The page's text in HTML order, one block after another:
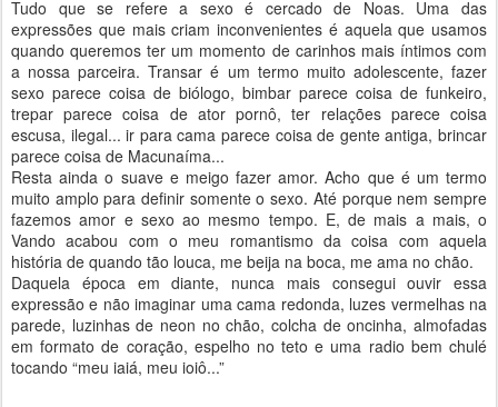
Tudo que se refere a sexo é cercado de Noas. Uma das
expressões que mais criam inconvenientes é aquela que usamos
quando queremos ter um momento de carinhos mais íntimos com
a nossa parceira. Transar é um termo muito adolescente, fazer
sexo parece coisa de biólogo, bimbar parece coisa de funkeiro,
trepar parece coisa de ator pornô, ter relações parece coisa
escusa, ilegal... ir para cama parece coisa de gente antiga, brincar
parece coisa de Macunaíma...
Resta ainda o suave e meigo fazer amor. Acho que é um termo
muito amplo para definir somente o sexo. Até porque nem sempre
fazemos amor e sexo ao mesmo tempo. E, de mais a mais, o
Vando acabou com o meu romantismo da coisa com aquela
história de quando tão louca, me beija na boca, me ama no chão.
Daquela época em diante, nunca mais consegui ouvir essa
expressão e não imaginar uma cama redonda, luzes vermelhas na
parede, luzinhas de neon no chão, colcha de oncinha, almofadas
em formato de coração, espelho no teto e uma radio bem chulé
tocando “meu iaiá, meu ioiô...”